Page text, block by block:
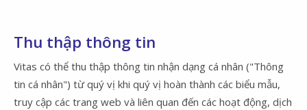
Thu thập thông tin
Vitas có thể thu thập thông tin nhận dạng cá nhân ("Thông
tin cá nhân") từ quý vị khi quý vị hoàn thành các biểu mẫu,
truy cập các trang web và liên quan đến các hoạt động, dịch